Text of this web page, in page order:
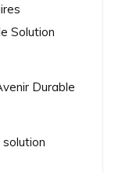
Solution
Durable
solution